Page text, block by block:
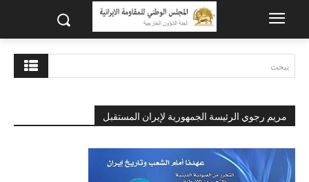
يبحث
مريم رجوي الرئيسة الجمهورية لإيران المستقبل